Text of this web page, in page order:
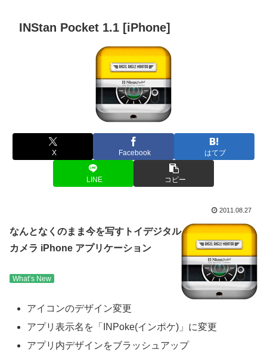
INStan Pocket 1.1 [iPhone]
X Facebook はてブ
LINE コピー
2011.08.27
なんとなくのまま今を写すトイデジタル
カメラ iPhone アプリケーション
What’s New
アイコンのデザイン変更
アプリ表示名を「INPoke(インポケ)」に変更
アプリ内デザインをブラッシュアップ